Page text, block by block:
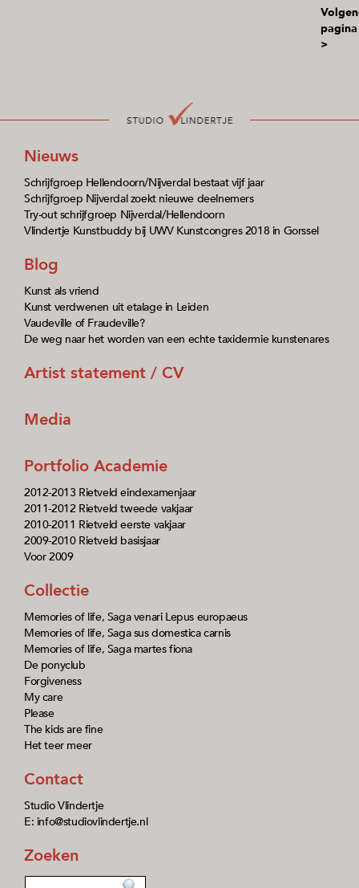
pagina
>
Nieuws
Schrijfgroep Hellendoorn/Nijverdal bestaat vijf jaar
Schrijfgroep Nijverdal zoekt nieuwe deelnemers
Try-out schrijfgroep Nijverdal/Hellendoorn
Vlindertje Kunstbuddy bij UWV Kunstcongres 2018 in Gorssel
Blog
Kunst als vriend
Kunst verdwenen uit etalage in Leiden
Vaudeville of Fraudeville?
De weg naar het worden van een echte taxidermie kunstenares
Artist statement / CV
Media
Portfolio Academie
2012-2013 Rietveld eindexamenjaar
2011-2012 Rietveld tweede vakjaar
2010-2011 Rietveld eerste vakjaar
2009-2010 Rietveld basisjaar
Voor 2009
Collectie
Memories of life, Saga venari Lepus europaeus
Memories of life, Saga sus domestica carnis
Memories of life, Saga martes fiona
De ponyclub
Forgiveness
My care
Please
The kids are fine
Het teer meer
Contact
Studio Vlindertje
E: info@studiovlindertje.nl
Zoeken